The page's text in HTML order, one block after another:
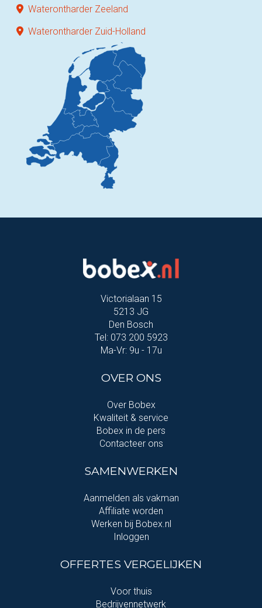
Waterontharder Zeeland
Waterontharder Zuid-Holland
Victorialaan 15
5213 JG
Den Bosch
Tel: 073 200 5923
Ma-Vr: 9u - 17u
OVER ONS
Over Bobex
Kwaliteit & service
Bobex in de pers
Contacteer ons
SAMENWERKEN
Aanmelden als vakman
Affiliate worden
Werken bij Bobex.nl
Inloggen
OFFERTES VERGELIJKEN
Voor thuis
Bedrijvennetwerk